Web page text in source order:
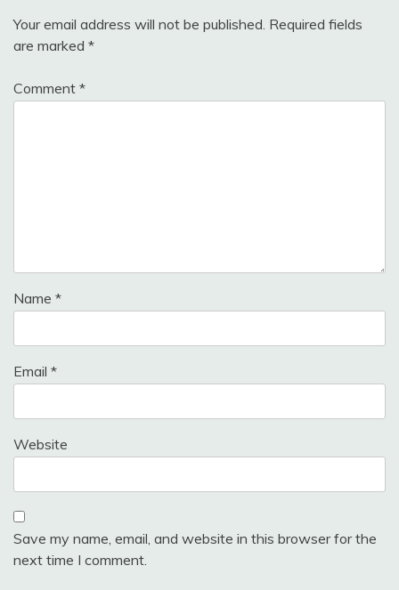
Your email address will not be published. Required fields
are marked *
Comment *
Name *
Email *
Website
Save my name, email, and website in this browser for the
next time I comment.